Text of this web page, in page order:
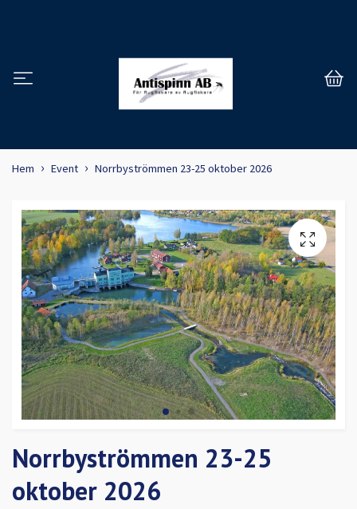
Hem Event Norrbyströmmen 23-25 oktober 2026
Norrbyströmmen 23-25
oktober 2026